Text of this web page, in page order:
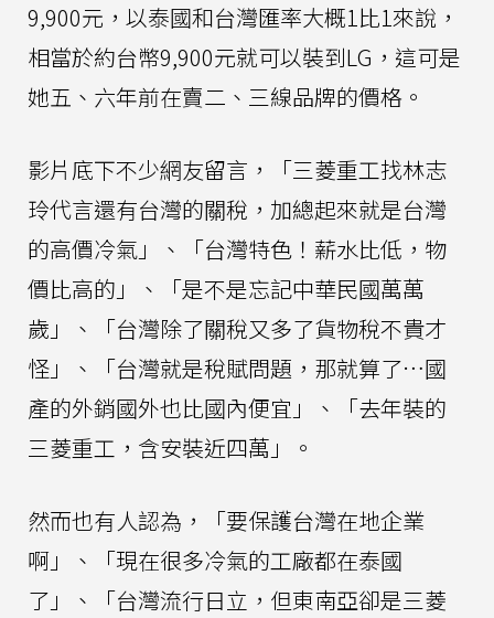
9,900元，以泰國和台灣匯率大概1比1來說，
相當於約台幣9,900元就可以裝到LG，這可是
她五、六年前在賣二、三線品牌的價格。
影片底下不少網友留言，「三菱重工找林志
玲代言還有台灣的關稅，加總起來就是台灣
的高價冷氣」、「台灣特色！薪水比低，物
價比高的」、「是不是忘記中華民國萬萬
歲」、「台灣除了關稅又多了貨物稅不貴才
怪」、「台灣就是稅賦問題，那就算了…國
產的外銷國外也比國內便宜」、「去年裝的
三菱重工，含安裝近四萬」。
然而也有人認為，「要保護台灣在地企業
啊」、「現在很多冷氣的工廠都在泰國
了」、「台灣流行日立，但東南亞卻是三菱